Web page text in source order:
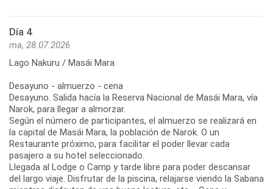
Día 4
ma, 28.07.2026
Lago Nakuru / Masái Mara
Desayuno - almuerzo - cena
Desayuno. Salida hacía la Reserva Nacional de Masái Mara, vía
Narok, para llegar a almorzar.
Según el número de participantes, el almuerzo se realizará en
la capital de Masái Mara, la población de Narok. O un
Restaurante próximo, para facilitar el poder llevar cada
pasajero a su hotel seleccionado.
Llegada al Lodge o Camp y tarde libre para poder descansar
del largo viaje. Disfrutar de la piscina, relajarse viendo la Sabana